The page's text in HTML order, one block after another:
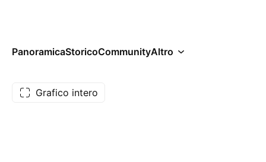
PanoramicaStoricoCommunityAltro
Grafico intero